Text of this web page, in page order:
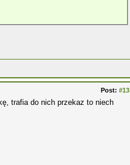
Post: #13
trafia do nich przekaz to niech